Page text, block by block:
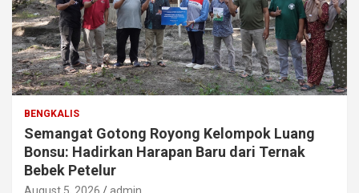
BENGKALIS
Semangat Gotong Royong Kelompok Luang
Bonsu: Hadirkan Harapan Baru dari Ternak
Bebek Petelur